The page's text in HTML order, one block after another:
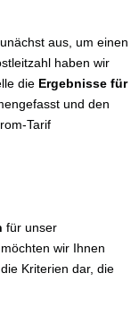
aus, um einen
haben wir
die Ergebnisse für
und den
Tarif
für unser
wir Ihnen
Kriterien dar, die